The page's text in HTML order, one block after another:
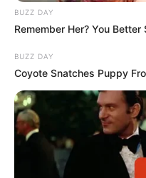
BUZZ DAY
Remember Her? You
BUZZ DAY
Coyote Snatches Puppy